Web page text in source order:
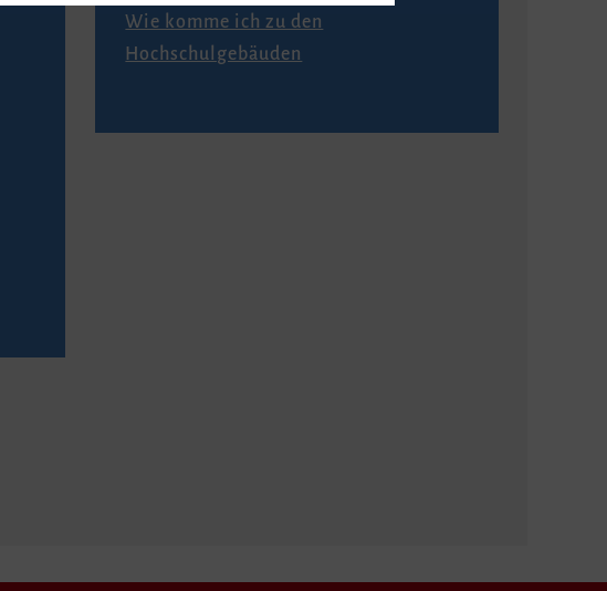
Wie komme ich zu den
Hochschulgebäuden